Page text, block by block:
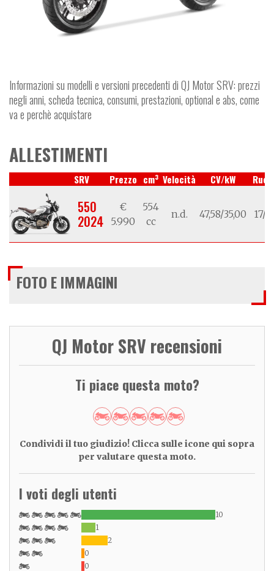
Informazioni su modelli e versioni precedenti di QJ Motor SRV: prezzi
negli anni, scheda tecnica, consumi, prestazioni, optional e abs, come
va e perchè acquistare
ALLESTIMENTI
SRV Prezzo cm3 Velocità CV/kW
550
2024
€
5.990
554
cc
n.d. 47,58/35,00 17/
FOTO E IMMAGINI
QJ Motor SRV recensioni
Ti piace questa moto?
Condividi il tuo giudizio! Clicca sulle icone qui sopra
per valutare questa moto.
I voti degli utenti
10
1
2
0
0